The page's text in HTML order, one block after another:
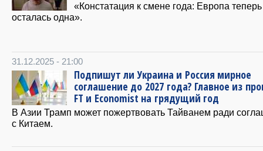
«Констатация к смене года: Европа теперь
осталась одна».
31.12.2025 - 21:00
Подпишут ли Украина и Россия мирное
соглашение до 2027 года? Главное из
FT и Economist на грядущий год
В Азии Трамп может пожертвовать Тайванем ради
с Китаем.